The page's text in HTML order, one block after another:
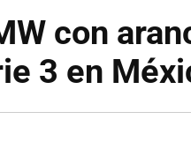
con
3 en